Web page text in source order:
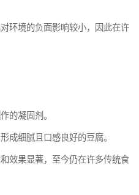
环境的负面影响较小，因此在许
的凝固剂。
成细腻且口感良好的豆腐。
效果显著，至今仍在许多传统食